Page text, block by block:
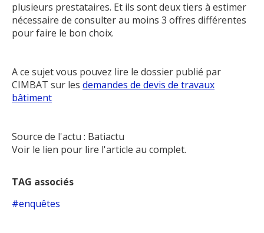
plusieurs prestataires. Et ils sont deux tiers à estimer
nécessaire de consulter au moins 3 offres différentes
pour faire le bon choix.
A ce sujet vous pouvez lire le dossier publié par
CIMBAT sur les demandes de devis de travaux
bâtiment
Source de l'actu : Batiactu
Voir le lien pour lire l'article au complet.
TAG associés
enquêtes